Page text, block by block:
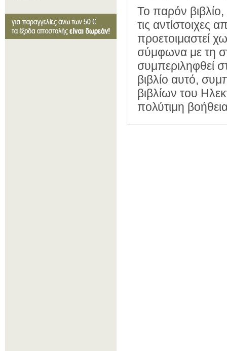
Το παρόν
τις αντίστοιχες
προετοιμαστεί
σύμφωνα με τη
συμπεριληφθεί
βιβλίο αυτό,
βιβλίων του
πολύτιμη